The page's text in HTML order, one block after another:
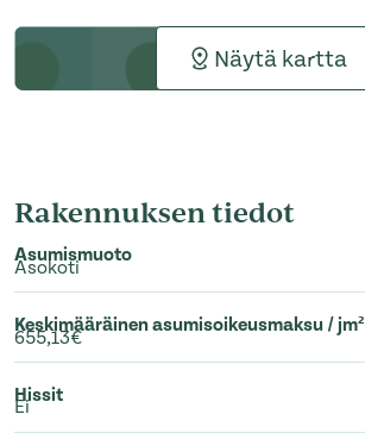
Näytä kartta
Rakennuksen tiedot
Asumismuoto
Asokoti
Keskimääräinen asumisoikeusmaksu / jm²
655,13€
Hissit
Ei